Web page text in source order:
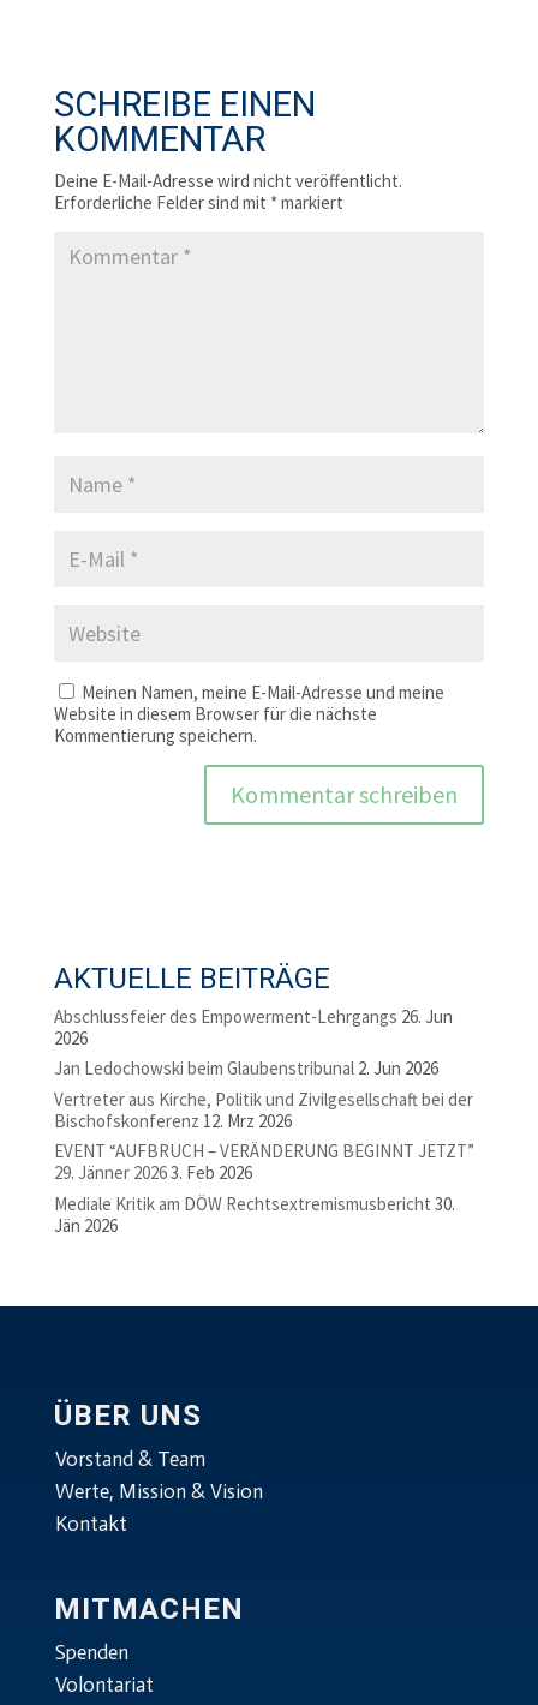
SCHREIBE EINEN
KOMMENTAR
Deine E-Mail-Adresse wird nicht veröffentlicht.
Erforderliche Felder sind mit *markiert
Meinen Namen, meine E-Mail-Adresse und meine
Website in diesem Browser für die nächste
Kommentierung speichern.
AKTUELLE BEITRÄGE
Abschlussfeier des Empowerment-Lehrgangs 26. Jun
2026
Jan Ledochowski beim Glaubenstribunal 2. Jun 2026
Vertreter aus Kirche, Politik und Zivilgesellschaft bei der
Bischofskonferenz 12. Mrz 2026
EVENT “AUFBRUCH – VERÄNDERUNG BEGINNT JETZT”
29. Jänner 20263. Feb 2026
Mediale Kritik am DÖW Rechtsextremismusbericht 30.
Jän 2026
ÜBER UNS
Vorstand & Team
Werte, Mission & Vision
Kontakt
MITMACHEN
Spenden
Volontariat